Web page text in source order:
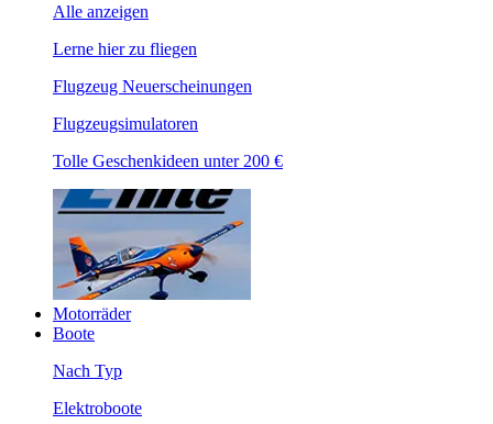
Alle anzeigen
Lerne hier zu fliegen
Flugzeug Neuerscheinungen
Flugzeugsimulatoren
Tolle Geschenkideen unter 200 €
Motorräder
Boote
Nach Typ
Elektroboote